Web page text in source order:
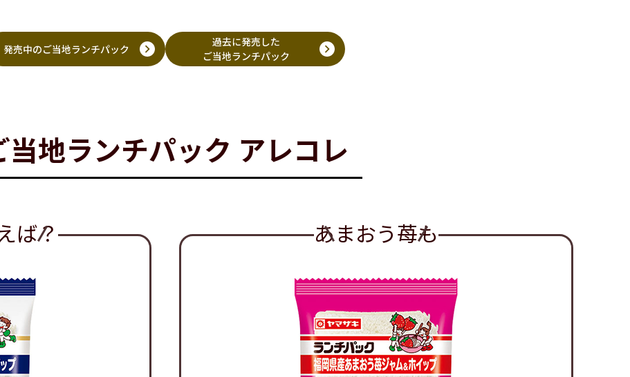
発売中のご当地ランチパック
過去に発売した
ご当地ランチパック
当地ランチパック アレコレ
ば？ あまおう苺も